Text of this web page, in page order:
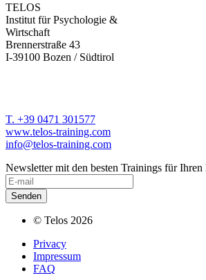
TELOS
Institut für Psychologie &
Wirtschaft
Brennerstraße 43
I-39100 Bozen / Südtirol
T. +39 0471 301577
www.telos-training.com
info@telos-training.com
Newsletter mit den besten Trainings für
© Telos 2026
Privacy
Impressum
FAQ